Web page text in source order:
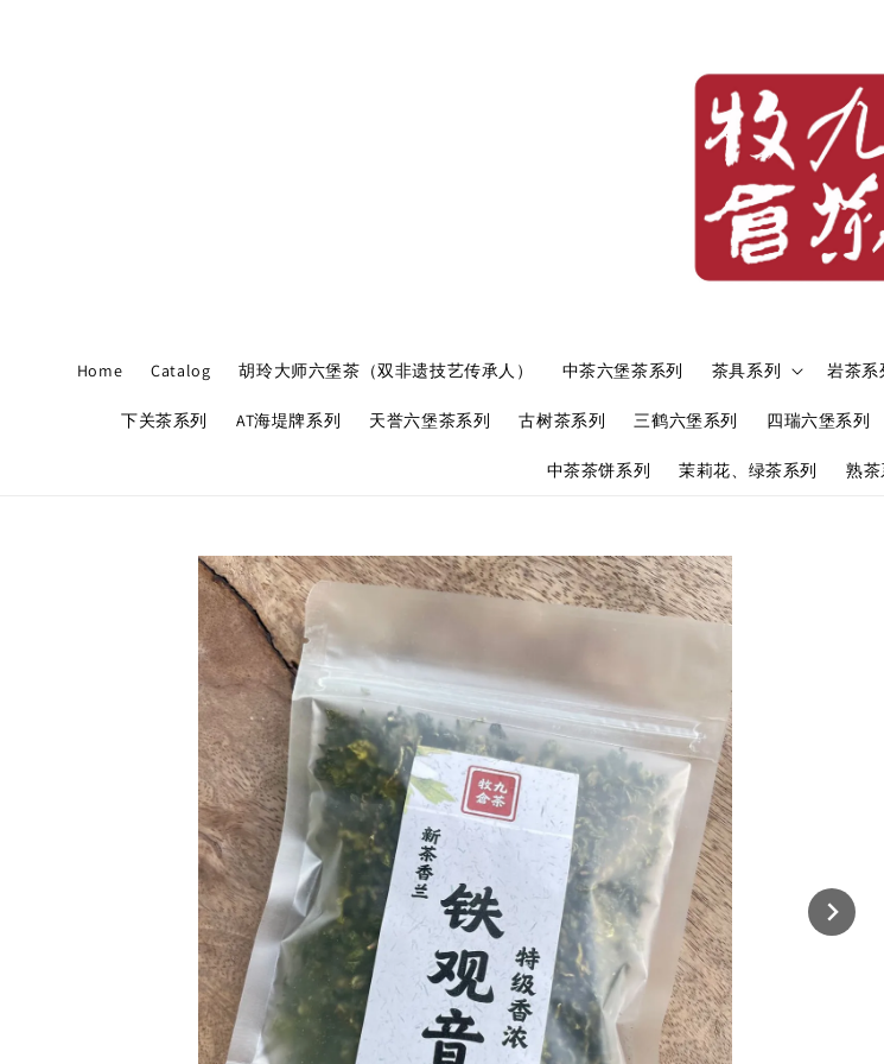
Home Catalog 胡玲大师六堡茶（双非遗技艺传承人） 中茶六堡茶系列 茶具系列 岩茶系
下关茶系列 AT海堤牌系列 天誉六堡茶系列 古树茶系列 三鹤六堡系列 四瑞六堡系列
中茶茶饼系列 茉莉花、绿茶系列 熟茶